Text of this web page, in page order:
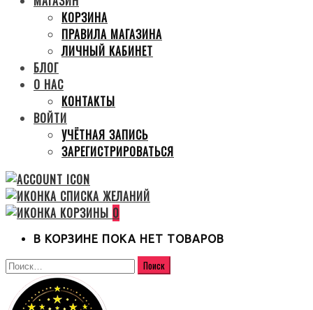
КОРЗИНА
ПРАВИЛА МАГАЗИНА
ЛИЧНЫЙ КАБИНЕТ
БЛОГ
О НАС
КОНТАКТЫ
ВОЙТИ
УЧЁТНАЯ ЗАПИСЬ
ЗАРЕГИСТРИРОВАТЬСЯ
0
В КОРЗИНЕ ПОКА НЕТ ТОВАРОВ